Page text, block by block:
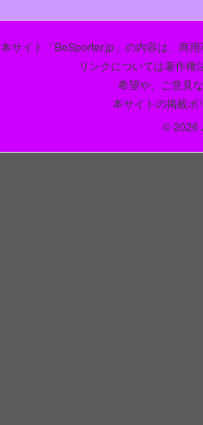
本サイト「BeSporter.jp」の内容は、商
リンクについては著作権
希望や、ご意見
本サイトの掲載ポ
© 2026